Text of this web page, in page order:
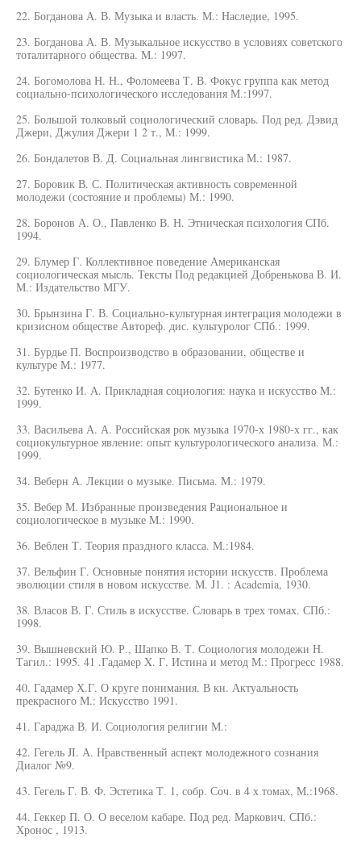
22. Богданова А. В. Музыка и власть. М.: Наследие, 1995.
23. Богданова А. В. Музыкальное искусство в условиях советского
тоталитарного общества. М.: 1997.
24. Богомолова Н. Н., Фоломеева Т. В. Фокус группа как метод
социально-психологического исследования М.:1997.
25. Большой толковый социологический словарь. Под ред. Дэвид
Джери, Джулия Джери 1 2 т., М.: 1999.
26. Бондалетов В. Д. Социальная лингвистика М.: 1987.
27. Боровик В. С. Политическая активность современной
молодежи (состояние и проблемы) М.: 1990.
28. Боронов А. О., Павленко В. Н. Этническая психология СПб.
1994.
29. Блумер Г. Коллективное поведение Американская
социологическая мысль. Тексты Под редакцией Добренькова В. И.
М.: Издательство МГУ.
30. Брынзина Г. В. Социально-культурная интеграция молодежи в
кризисном обществе Автореф. дис. культуролог СПб.: 1999.
31. Бурдье П. Воспроизводство в образовании, обществе и
культуре М.: 1977.
32. Бутенко И. А. Прикладная социология: наука и искусство М.:
1999.
33. Васильева А. А. Российская рок музыка 1970-х 1980-х гг., как
социокультурное явление: опыт культурологического анализа. М.:
1999.
34. Веберн А. Лекции о музыке. Письма. М.: 1979.
35. Вебер М. Избранные произведения Рациональное и
социологическое в музыке М.: 1990.
36. Веблен Т. Теория праздного класса. М.:1984.
37. Вельфин Г. Основные понятия истории искусств. Проблема
эволюции стиля в новом искусстве. М. J1. : Academia, 1930.
38. Власов В. Г. Стиль в искусстве. Словарь в трех томах. СПб.:
1998.
39. Вышневский Ю. Р., Шапко В. Т. Социология молодежи Н.
Тагил.: 1995. 41 .Гадамер X. Г. Истина и метод М.: Прогресс 1988.
40. Гадамер Х.Г. О круге понимания. В кн. Актуальность
прекрасного М.: Искусство 1991.
41. Гараджа В. И. Социология религии М.:
42. Гегель JI. А. Нравственный аспект молодежного сознания
Диалог №9.
43. Гегель Г. В. Ф. Эстетика Т. 1, собр. Соч. в 4 х томах, М.:1968.
44. Геккер П. О. О веселом кабаре. Под ред. Маркович, СПб.:
Хронос , 1913.